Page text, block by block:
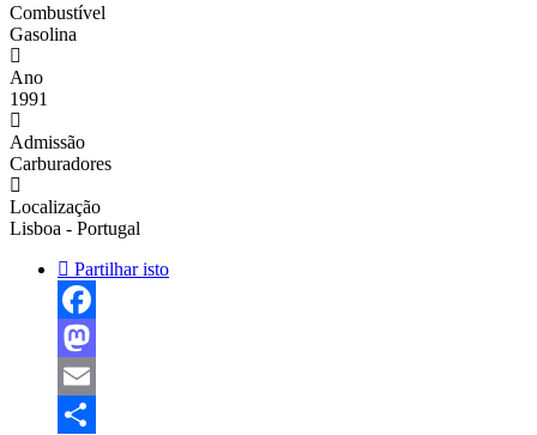
Combustível
Gasolina
Ano
1991
Admissão
Carburadores
Localização
Lisboa - Portugal
Partilhar isto
Facebook
Mastodon
Email